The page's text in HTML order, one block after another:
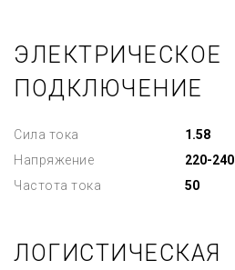
ЭЛЕКТРИЧЕСКОЕ
ПОДКЛЮЧЕНИЕ
Сила тока
1.58
Напряжение
220-240
Частота тока
50
ЛОГИСТИЧЕСКАЯ